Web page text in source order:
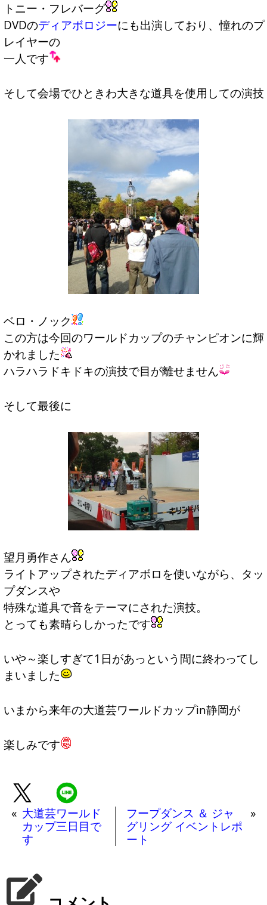
トニー・フレバーグ
DVDのディアボロジーにも出演しており、憧れのプ
レイヤーの
一人です
そして会場でひときわ大きな道具を使用しての演技
ベロ・ノック
この方は今回のワールドカップのチャンピオンに輝
かれました
ハラハラドキドキの演技で目が離せません
そして最後に
望月勇作さん
ライトアップされたディアボロを使いながら、タッ
プダンスや
特殊な道具で音をテーマにされた演技。
とっても素晴らしかったです
いや～楽しすぎて1日があっという間に終わってし
まいました
いまから来年の大道芸ワールドカップin静岡が
楽しみです
« 大道芸ワールド
カップ三日目で
す
フープダンス ＆ ジャ
グリング イベントレポ
ート
»